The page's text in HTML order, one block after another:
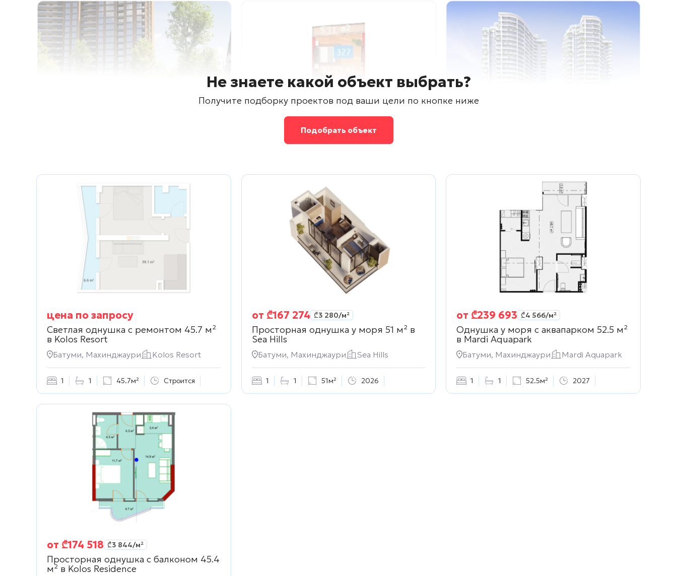
Не знаете какой объект выбрать?
Получите подборку проектов под ваши цели по кнопке ниже
Подобрать объект
цена по запросу
Светлая однушка с ремонтом 45.7 м²
в Kolos Resort
Батуми, Махинджаури Kolos Resort
1 1 45.7м² Строится
от ₾167 274 ₾3 280/м²
Просторная однушка у моря 51 м² в
Sea Hills
Батуми, Махинджаури Sea Hills
1 1 51м² 2026
от ₾239 693 ₾4 566/м²
Однушка у моря с аквапарком 52.5 м²
в Mardi Aquapark
Батуми, Махинджаури Mardi Aquapark
1 1 52.5м² 2027
от ₾174 518 ₾3 844/м²
Просторная однушка с балконом 45.4
м² в Kolos Residence